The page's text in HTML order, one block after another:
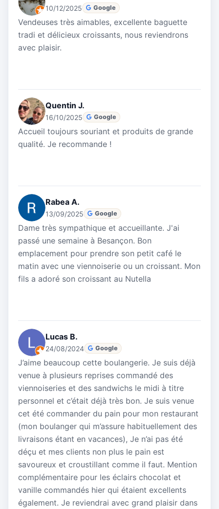
10/12/2025 Google
Vendeuses très aimables, excellente baguette
tradi et délicieux croissants, nous reviendrons
avec plaisir.
Quentin J.
16/10/2025 Google
Accueil toujours souriant et produits de grande
qualité. Je recommande !
Rabea A.
13/09/2025 Google
Dame très sympathique et accueillante. J'ai
passé une semaine à Besançon. Bon
emplacement pour prendre son petit café le
matin avec une viennoiserie ou un croissant. Mon
fils a adoré son croissant au Nutella
Lucas B.
24/08/2024 Google
J’aime beaucoup cette boulangerie. Je suis déjà
venue à plusieurs reprises commandé des
viennoiseries et des sandwichs le midi à titre
personnel et c’était déjà très bon. Je suis venue
cet été commander du pain pour mon restaurant
(mon boulanger qui m’assure habituellement des
livraisons étant en vacances), Je n’ai pas été
déçu et mes clients non plus le pain est
savoureux et croustillant comme il faut. Mention
complémentaire pour les éclairs chocolat et
vanille commandés hier qui étaient excellents
également. Je reviendrai avec grand plaisir dans